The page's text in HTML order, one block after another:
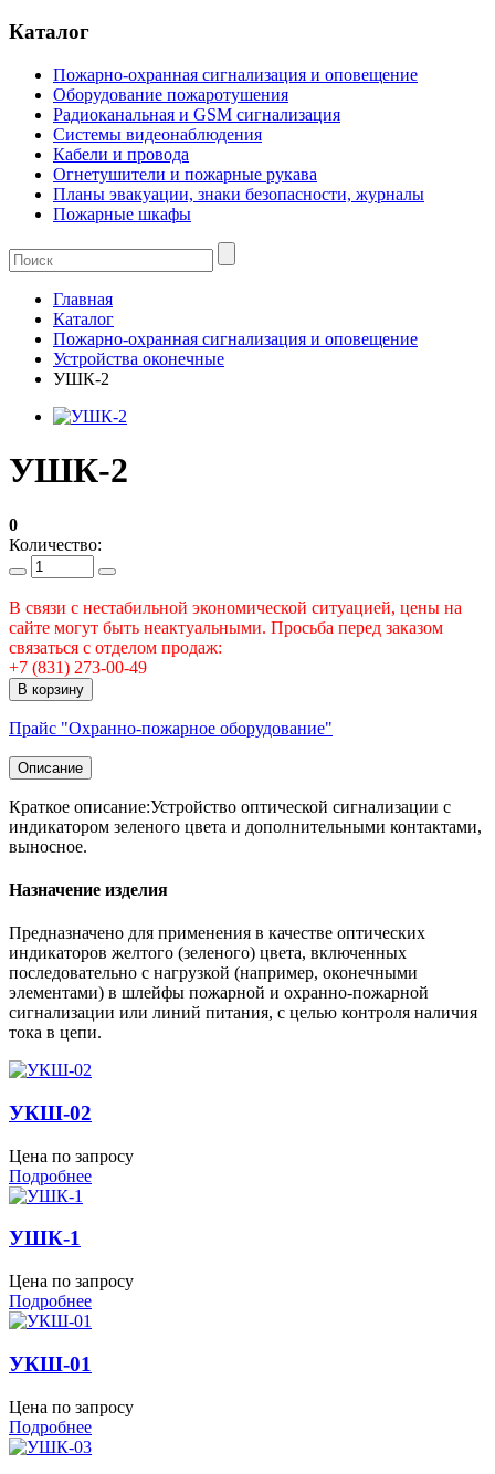
Каталог
Пожарно-охранная сигнализация и оповещение
Оборудование пожаротушения
Радиоканальная и GSM сигнализация
Системы видеонаблюдения
Кабели и провода
Огнетушители и пожарные рукава
Планы эвакуации, знаки безопасности, журналы
Пожарные шкафы
Главная
Каталог
Пожарно-охранная сигнализация и оповещение
Устройства оконечные
УШК-2
УШК-2
0
Количество:
В связи с нестабильной экономической ситуацией, цены на
сайте могут быть неактуальными. Просьба перед заказом
связаться с отделом продаж:
+7 (831) 273-00-49
В корзину
Прайс "Охранно-пожарное оборудование"
Описание
Краткое описание:Устройство оптической сигнализации с
индикатором зеленого цвета и дополнительными контактами,
выносное.
Назначение изделия
Предназначено для применения в качестве оптических
индикаторов желтого (зеленого) цвета, включенных
последовательно с нагрузкой (например, оконечными
элементами) в шлейфы пожарной и охранно-пожарной
сигнализации или линий питания, с целью контроля наличия
тока в цепи.
УКШ-02
Цена по запросу
Подробнее
УШК-1
Цена по запросу
Подробнее
УКШ-01
Цена по запросу
Подробнее